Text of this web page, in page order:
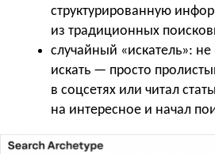
структурированную
из традиционных
случайный «искатель»:
искать — просто
в соцсетях или читал
на интересное и начал